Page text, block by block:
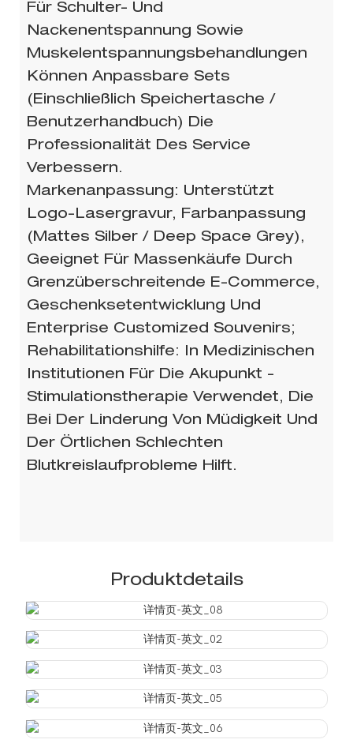
Für Schulter- Und
Nackenentspannung Sowie
Muskelentspannungsbehandlungen
Können Anpassbare Sets
(einschließlich Speichertasche /
Benutzerhandbuch) Die
Professionalität Des Service
Verbessern.
Markenanpassung: Unterstützt
Logo-Lasergravur, Farbanpassung
(mattes Silber / Deep Space Grey),
Geeignet Für Massenkäufe Durch
Grenzüberschreitende E-Commerce,
Geschenksetentwicklung Und
Enterprise Customized Souvenirs;
Rehabilitationshilfe: In Medizinischen
Institutionen Für Die Akupunkt -
Stimulationstherapie Verwendet, Die
Bei Der Linderung Von Müdigkeit Und
Der Örtlichen Schlechten
Blutkreislaufprobleme Hilft.
Produktdetails